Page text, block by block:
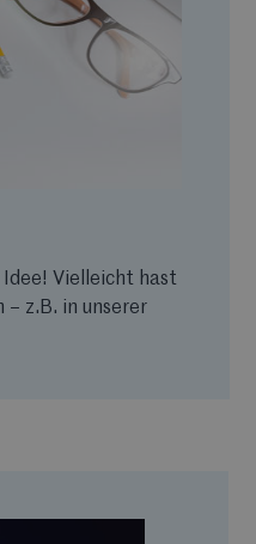
Idee! Vielleicht hast
z.B. in unserer